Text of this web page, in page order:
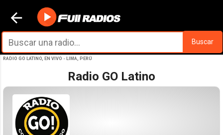
Ir al contenido principal
Buscar
RADIO GO LATINO, EN VIVO - LIMA, PERÚ
Radio GO Latino